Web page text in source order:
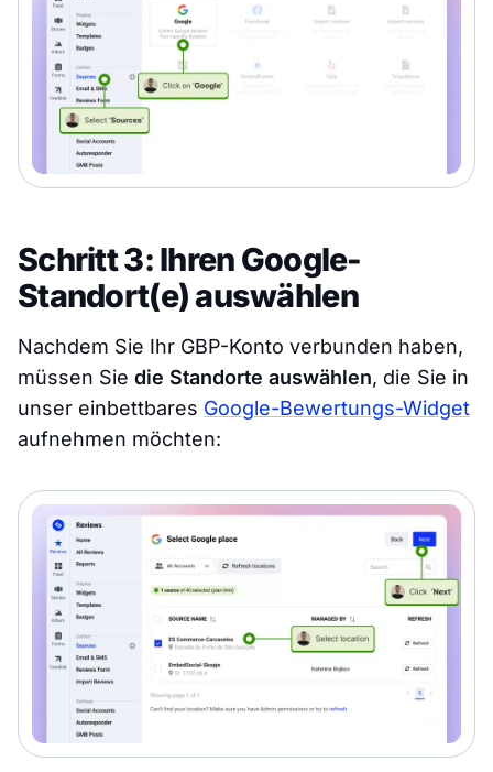
Schritt 3: Ihren Google-
Standort(e) auswählen
Nachdem Sie Ihr GBP-Konto verbunden haben,
müssen Sie die Standorte auswählen, die Sie in
unser einbettbares Google-Bewertungs-Widget
aufnehmen möchten: